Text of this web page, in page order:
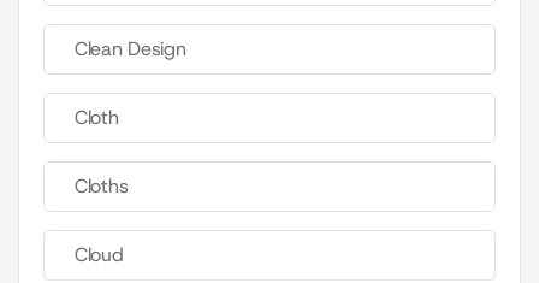
Clean Design
Cloth
Cloths
Cloud